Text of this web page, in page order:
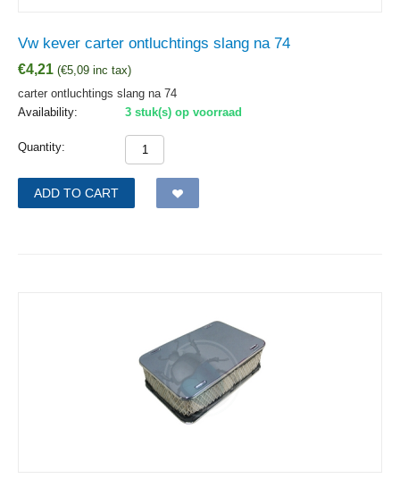
Vw kever carter ontluchtings slang na 74
€4,21 (€5,09 inc tax)
carter ontluchtings slang na 74
Availability:
3 stuk(s) op voorraad
Quantity:
ADD TO CART